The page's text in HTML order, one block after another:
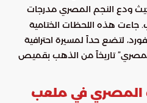
ودع النجم المصري مدرجات
جاءت هذه اللحظات الختامية
لتضع حداً لمسيرة احترافية
المصري” تاريخاً من الذهب بقميص
المصري في ملعب